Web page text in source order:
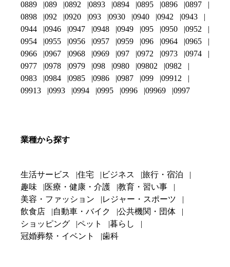
0889
089 0892 0893 0894 0895 0896
0897
0898
092 0920 093 0930 0940 0942
0943
0944
0946 0947 0948 0949 095 0950
0952
0954
0955 0956 0957 0959 096 0964
0965
0966
0967 0968 0969 097 0972 0973
0974
0977
0978 0979 098 0980 09802
0982
0983
0984 0985 0986 0987 099
09912
09913
0993 0994 0995 0996 09969 0997
業種から探す
生活サービス 住宅 ビジネス
旅行・宿泊
趣味
医療・健康・介護
教育・習い事
美容・ファッション
レジャー・スポーツ
飲食店
自動車・バイク
公共機関・団体
ショッピング
ペット
暮らし
冠婚葬祭・イベント
歯科